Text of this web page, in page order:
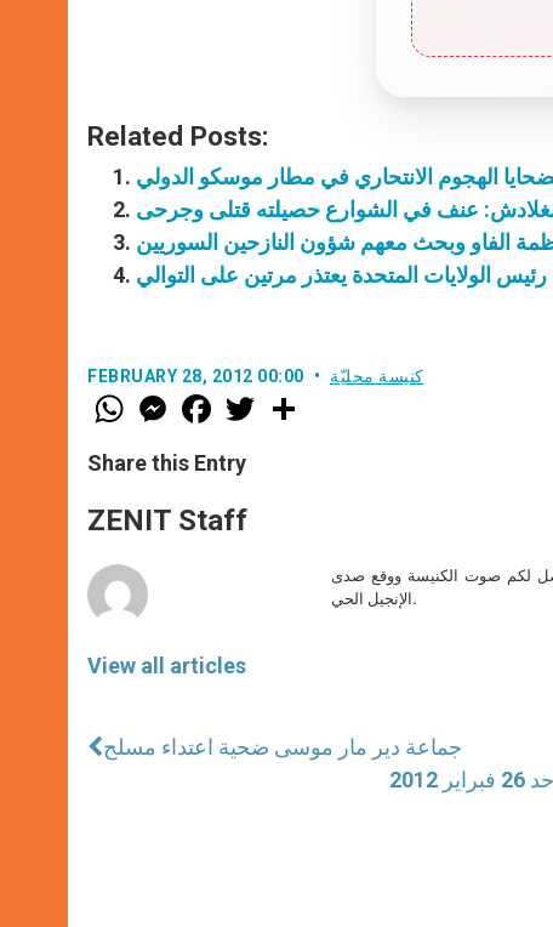
Related Posts:
بضحايا الهجوم الانتحاري في مطار موسكو الدولي
عنف في الشوارع حصيلته قتلى وجرحى
الفاو وبحث معهم شؤون النازحين السوريين
FEBRUARY 28, 2012 00:00 كنيسة محليّة
W
h
t
s
p
p
M
e
s
e
g
e
F
a
e
b
o
k
w
Share this Entry
ZENIT Staff
View all articles
لكم صوت الكنيسة ووقع صدى
الإنجيل الحي.
جماعة دير مار موسى ضحية اعتداء مسلح